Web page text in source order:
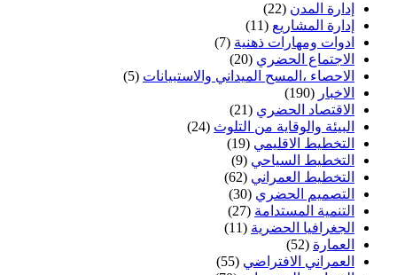
إدارة المدن (22)
إدارة المشاريع (11)
ادوات ومهارات ذهنية (7)
الاجتماع الحضري (20)
الاحصاء ،المسح الميداني والاستبيانات (5)
الاخبار (190)
الاقتصاد الحضري (21)
البيئة والوقاية من التلوث (24)
التخطيط الاقليمي (19)
التخطيط السياحي (9)
التخطيط العمراني (62)
التصميم الحضري (30)
التنمية المستدامة (27)
الجغرافيا الحضرية (11)
العمارة (52)
العمراني الافتراضي (55)